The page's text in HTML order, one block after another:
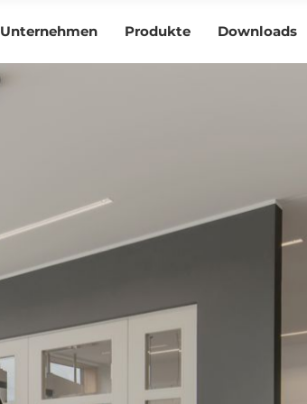
Unternehmen Produkte Downloads